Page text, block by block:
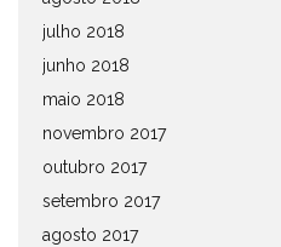
julho 2018
junho 2018
maio 2018
novembro 2017
outubro 2017
setembro 2017
agosto 2017